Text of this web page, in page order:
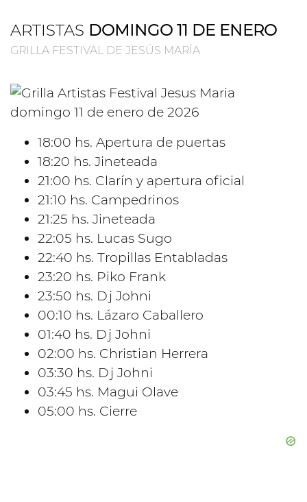
ARTISTAS DOMINGO 11 DE ENERO
GRILLA FESTIVAL DE JESÚS MARÍA
18:00 hs. Apertura de puertas
18:20 hs. Jineteada
21:00 hs. Clarín y apertura oficial
21:10 hs. Campedrinos
21:25 hs. Jineteada
22:05 hs. Lucas Sugo
22:40 hs. Tropillas Entabladas
23:20 hs. Piko Frank
23:50 hs. Dj Johni
00:10 hs. Lázaro Caballero
01:40 hs. Dj Johni
02:00 hs. Christian Herrera
03:30 hs. Dj Johni
03:45 hs. Magui Olave
05:00 hs. Cierre